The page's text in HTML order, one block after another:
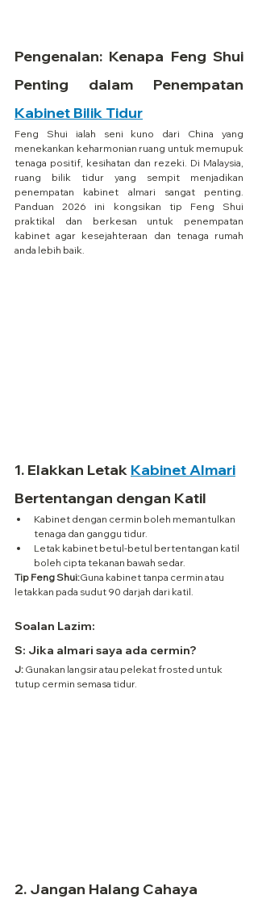
Pengenalan: Kenapa Feng Shui
Kabinet Bilik Tidur
Feng Shui ialah seni kuno dari China yang
menekankan keharmonian ruang untuk memupuk
tenaga positif, kesihatan dan rezeki. Di Malaysia,
ruang bilik tidur yang sempit menjadikan
penempatan kabinet almari sangat penting.
Panduan 2026 ini kongsikan tip Feng Shui
praktikal dan berkesan untuk penempatan
kabinet agar kesejahteraan dan tenaga rumah
anda lebih baik.
1. Elakkan Letak Kabinet Almari
Bertentangan dengan Katil
Kabinet dengan cermin boleh memantulkan
tenaga dan ganggu tidur.
Letak kabinet betul-betul bertentangan katil
boleh cipta tekanan bawah sedar.
Tip Feng Shui:Guna kabinet tanpa cermin atau
letakkan pada sudut 90 darjah dari katil.
Soalan Lazim:
S: Jika almari saya ada cermin?
J: Gunakan langsir atau pelekat frosted untuk
tutup cermin semasa tidur.
2. Jangan Halang Cahaya